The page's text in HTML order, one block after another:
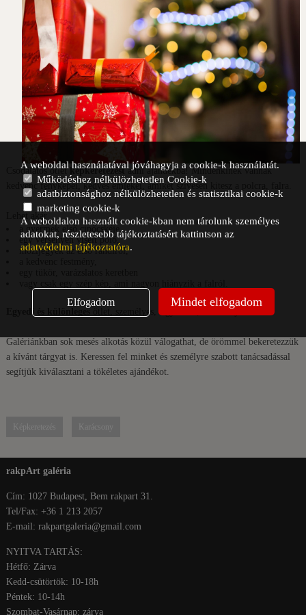
Csodálatos ötlet képkeretezéstadni ajándékba! Mindenkinek vannak
kedvenc fényképei, kedves emlékei, amiket szívesen kitesz a polcra, falra.
Lehet akár
a gyermek első cipőcskéje,
egy versenyen viselt póló,
mozijegyek az első randiról,
Egyedi és különleges ötlet, személyes, figyelmes, kedves ajándék.
Galériánkban sok mesés alkotás közül válogathat, de örömmel bekeretezzük
a kívánt tárgyat is. Keressen fel minket és személyre szabott tanácsadással
segítjük kiválasztani a tökéletes ajándékot.
Képkeretezés Karácsony
rakpArt galéria
Cím: 1027 Budapest, Bem rakpart 31.
Tel/Fax: +36 1 213 2057
E-mail: rakpartgaleria@gmail.com
NYITVA TARTÁS:
Hétfő: Zárva
Kedd-csütörtök: 10-18h
Péntek: 10-14h
Szombat-Vasárnap: zárva
A weboldal használatával jóváhagyja a cookie-k használatát.
Működéshez nélkülözhetetlen Cookie-k
adatbiztonsághoz nélkülözhetetlen és statisztikai cookie-k
marketing cookie-k
A weboldalon használt cookie-kban nem tárolunk személyes
adatokat, részletesebb tájékoztatásért kattintson az
adatvédelmi tájékoztatóra.
Elfogadom Mindet elfogadom